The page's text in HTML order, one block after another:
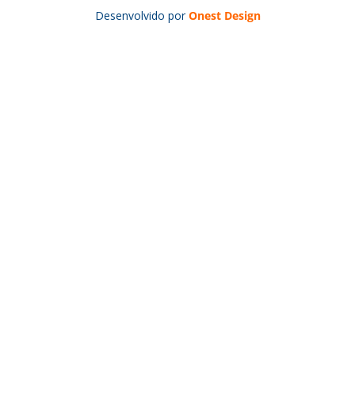
Desenvolvido por Onest Design